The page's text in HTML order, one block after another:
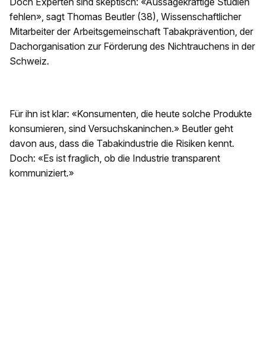
fehlen», sagt Thomas Beutler (38), Wissenschaftlicher
Mitarbeiter der Arbeitsgemeinschaft Tabakprävention, der
Dachorganisation zur Förderung des Nichtrauchens in der
Schweiz.
Für ihn ist klar: «Konsumenten, die heute solche Produkte
konsumieren, sind Versuchskaninchen.» Beutler geht
davon aus, dass die Tabakindustrie die Risiken kennt.
Doch: «Es ist fraglich, ob die Industrie transparent
kommuniziert.»